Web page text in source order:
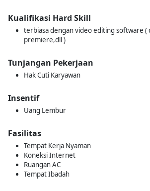
Kualifikasi Hard Skill
terbiasa dengan video editing software (
premiere,dll )
Tunjangan Pekerjaan
Hak Cuti Karyawan
Insentif
Uang Lembur
Fasilitas
Tempat Kerja Nyaman
Koneksi Internet
Ruangan AC
Tempat Ibadah